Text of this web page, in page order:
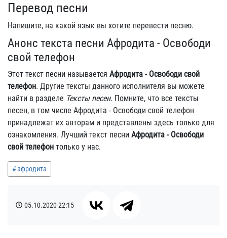
Перевод песни
Напишите, на какой язык вы хотите перевести песню.
Анонс текста песни Афродита - Освободи
свой телефон
Этот текст песни называется Афродита - Освободи свой
телефон. Другие тексты данного исполнителя вы можете
найти в разделе Тексты песен. Помните, что все тексты
песен, в том числе Афродита - Освободи свой телефон
принадлежат их авторам и представлены здесь только для
ознакомления. Лучший текст песни Афродита - Освободи
свой телефон только у нас.
афродита
05.10.202022:15